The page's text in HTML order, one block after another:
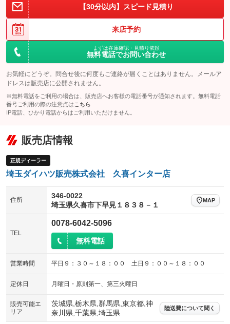
【30分以内】スピード見積り
来店予約
まずは在庫確認・見積り依頼
無料電話でお問い合わせ
お気軽にどうぞ。問合せ後に何度もご連絡が届くことはありません。メールア
ドレスは販売店に公開されません。
※無料電話をご利用の場合は、販売店へお客様の電話番号が通知されます。無料電話
番号ご利用の際の注意点は こちら
IP電話、ひかり電話からはご利用いただけません。
販売店情報
正規ディーラー
埼玉ダイハツ販売株式会社 久喜インター店
住所
346-0022
埼玉県久喜市下早見１８３８－１
MAP
TEL
0078-6042-5096
無料電話
営業時間 平日９：３０～１８：００ 土日９：００～１８：００
定休日 月曜日・原則第一、第三火曜日
販売可能エ
リア
茨城県,栃木県,群馬県,東京都,神
奈川県,千葉県,埼玉県
陸送費について聞く